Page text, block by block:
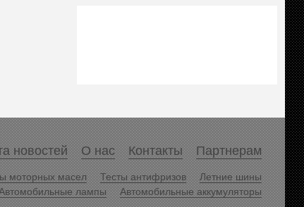
новостей О нас Контакты Партнерам
моторных масел Тесты антифризов
Летние шины
лампы Автомобильные аккумуляторы